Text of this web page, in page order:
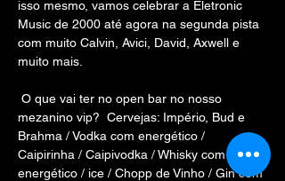
isso mesmo, vamos celebrar a Eletronic
Music de 2000 até agora na segunda pista
com muito Calvin, Avici, David, Axwell e
muito mais.
mezanino vip?  Cervejas: Império, Bud e
Brahma / Vodka com energético /
Caipirinha / Caipivodka / Whisky com
energético / ice / Chopp de Vinho / Gin com